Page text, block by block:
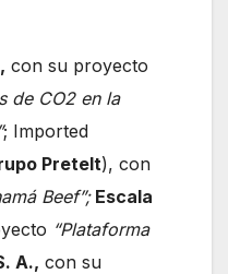
con su proyecto
de CO2 en la
; Imported
Pretelt), con
Beef”;Escala
“Plataforma
A., con su